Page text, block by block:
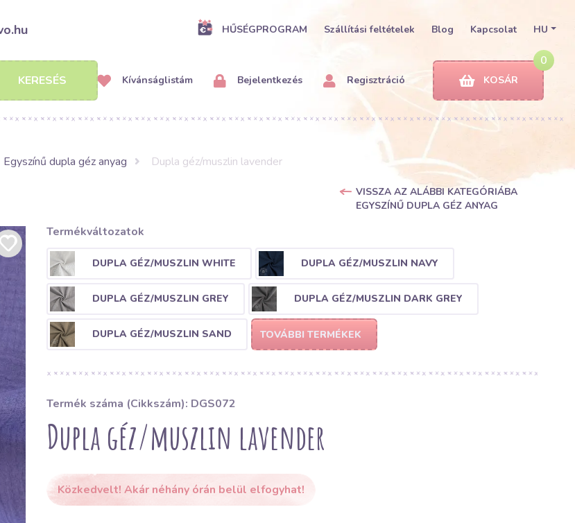
HŰSÉGPROGRAM Szállítási feltételek Blog Kapcsolat HU
KERESÉS Kívánságlistám Bejelentkezés Regisztráció
0
KOSÁR
Egyszínű dupla géz anyag Dupla géz/muszlin lavender
VISSZA AZ ALÁBBI KATEGÓRIÁBA
EGYSZÍNŰ DUPLA GÉZ ANYAG
Termékváltozatok
DUPLA GÉZ/MUSZLIN WHITE DUPLA GÉZ/MUSZLIN NAVY
DUPLA GÉZ/MUSZLIN GREY DUPLA GÉZ/MUSZLIN DARK GREY
DUPLA GÉZ/MUSZLIN SAND TOVÁBBI TERMÉKEK
Termék száma (Cikkszám): DGS072
Dupla géz/muszlin lavender
Közkedvelt! Akár néhány órán belül elfogyhat!